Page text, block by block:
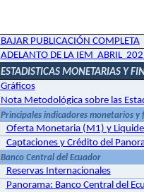
BAJAR PUBLICACIÓN COMPLETA
ADELANTO DE LA IEM ABRIL
ESTADISTICAS MONETARIAS Y
Gráficos
Nota Metodológica sobre las
Principales indicadores monetarios y
Oferta Monetaria (M1) y
Captaciones y Crédito del
Banco Central del Ecuador
Reservas Internacionales
Panorama: Banco Central del